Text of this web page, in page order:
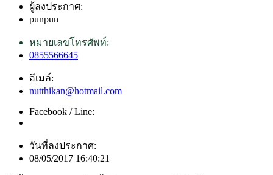
ผู้ลงประกาศ:
punpun
หมายเลขโทรศัพท์:
0855566645
อีเมล์:
nutthikan@hotmail.com
Facebook / Line:
วันที่ลงประกาศ:
08/05/2017 16:40:21